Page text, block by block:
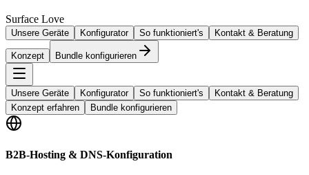
Surface Love
Unsere Geräte Konfigurator So funktioniert's Kontakt & Beratung
Konzept Bundle konfigurieren
Unsere Geräte Konfigurator So funktioniert's
Kontakt & Beratung
Konzept erfahren
Bundle konfigurieren
B2B-Hosting & DNS-Konfiguration